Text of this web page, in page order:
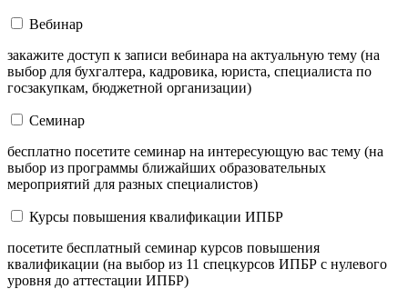
Вебинар
закажите доступ к записи вебинара на актуальную тему (на
выбор для бухгалтера, кадровика, юриста, специалиста по
госзакупкам, бюджетной организации)
Семинар
бесплатно посетите семинар на интересующую вас тему (на
выбор из программы ближайших образовательных
мероприятий для разных специалистов)
Курсы повышения квалификации ИПБР
посетите бесплатный семинар курсов повышения
квалификации (на выбор из 11 спецкурсов ИПБР с нулевого
уровня до аттестации ИПБР)